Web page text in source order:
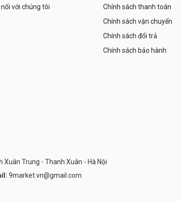
nối với chúng tôi
Chính sách thanh toán
Chính sách vận chuyển
Chính sách đổi trả
Chính sách bảo hành
Xuân Trung - Thanh Xuân - Hà Nội
9market.vn@gmail.com